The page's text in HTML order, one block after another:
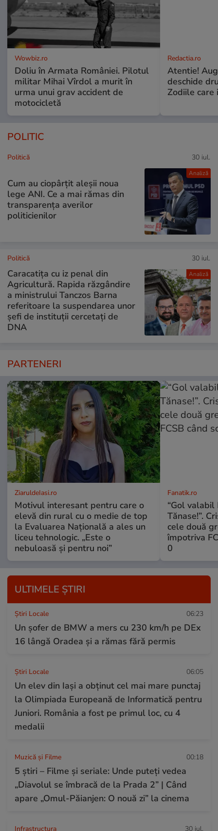
Wowbiz.ro
Doliu în Armata României. Pilotul
militar Mihai Vîrdol a murit în
urma unui grav accident de
motocicletă
Redactia.ro
Atentie!
deschide
Zodiile care
POLITIC
Analiză
Politică 30 iul.
Cum au ciopârțit aleșii noua
lege ANI. Ce a mai rămas din
transparența averilor
politicienilor
Analiză
Politică 30 iul.
Caracatița cu iz penal din
Agricultură. Rapida răzgândire
a ministrului Tanczos Barna
referitoare la suspendarea unor
șefi de instituții cercetați de
DNA
PARTENERI
ZiaruldeIasi.ro
Motivul interesant pentru care o
elevă din rural cu o medie de top
la Evaluarea Națională a ales un
liceu tehnologic. „Este o
nebuloasă și pentru noi”
Fanatik.ro
“Gol
Tănase!”.
cele două
împotriva
0
ULTIMELE ȘTIRI
Știri Locale 06:23
Un șofer de BMW a mers cu 230 km/h pe DEx
16 lângă Oradea și a rămas fără permis
Știri Locale 06:05
Un elev din Iași a obținut cel mai mare punctaj
la Olimpiada Europeană de Informatică pentru
Juniori. România a fost pe primul loc, cu 4
medalii
Muzică și Filme 00:18
5 știri – Filme și seriale: Unde puteţi vedea
„Diavolul se îmbracă de la Prada 2” | Când
apare „Omul-Păianjen: O nouă zi” la cinema
Infrastructura 30 iul.